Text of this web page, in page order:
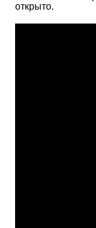
открыто.